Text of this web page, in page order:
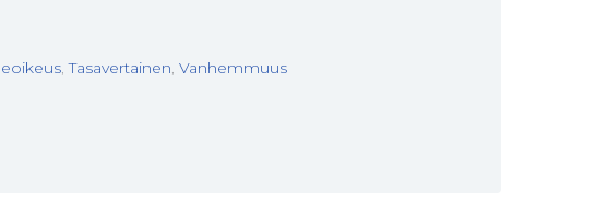
,Tasavertainen, Vanhemmuus